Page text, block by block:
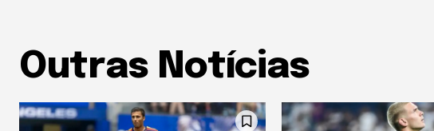
Outras Notícias